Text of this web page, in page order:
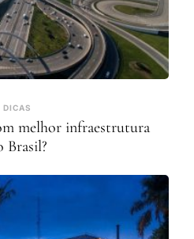
DICAS
melhor infraestrutura
Brasil?